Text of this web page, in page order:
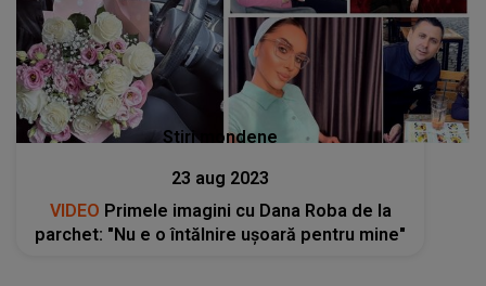
Stiri mondene
23 aug 2023
VIDEO Primele imagini cu Dana Roba de la
parchet: "Nu e o întălnire ușoară pentru mine"